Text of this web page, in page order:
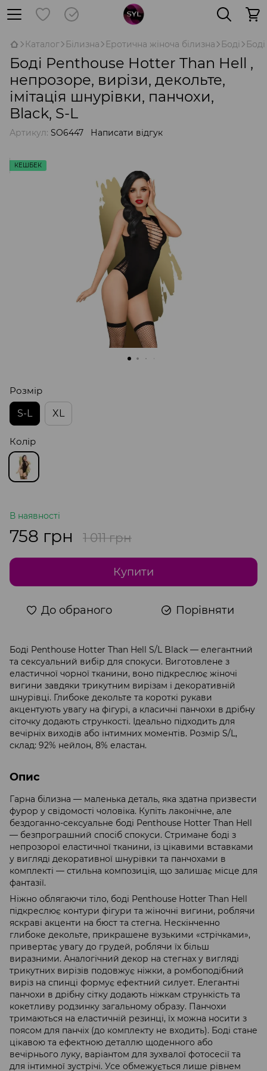
Каталог Білизна Еротична жіноча білизна Боді
Боді Penthouse Hotter Than Hell ,
непрозоре, вирізи, декольте,
імітація шнурівки, панчохи,
Black, S-L
Артикул: SO6447 Написати відгук
КЕШБЕК
Розмір
S-L
XL
Колір
В наявності
758 грн 1 011 грн
Купити
До обраного Порівняти
Боді Penthouse Hotter Than Hell S/L Black — елегантний
та сексуальний вибір для спокуси. Виготовлене з
еластичної чорної тканини, воно підкреслює жіночі
вигини завдяки трикутним вирізам і декоративній
шнурівці. Глибоке декольте та короткі рукави
акцентують увагу на фігурі, а класичні панчохи в дрібну
сіточку додають стрункості. Ідеально підходить для
вечірніх виходів або інтимних моментів. Розмір S/L,
склад: 92% нейлон, 8% еластан.
Опис
Гарна білизна — маленька деталь, яка здатна призвести
фурор у свідомості чоловіка. Купіть лаконічне, але
бездоганно-сексуальне боді Penthouse Hotter Than Hell
— безпрограшний спосіб спокуси. Стримане боді з
непрозорої еластичної тканини, із цікавими вставками
у вигляді декоративної шнурівки та панчохами в
комплекті — стильна композиція, що залишає місце для
фантазії.
Ніжно облягаючи тіло, боді Penthouse Hotter Than Hell
підкреслює контури фігури та жіночні вигини, роблячи
яскраві акценти на бюст та стегна. Нескінченно
глибоке декольте, прикрашене вузькими «стрічками»,
привертає увагу до грудей, роблячи їх більш
виразними. Аналогічний декор на стегнах у вигляді
трикутних вирізів подовжує ніжки, а ромбоподібний
виріз на спинці формує ефектний силует. Елегантні
панчохи в дрібну сітку додають ніжкам стрункість та
кокетливу родзинку загальному образу. Панчохи
тримаються на еластичній резинці, їх можна носити з
поясом для панчіх (до комплекту не входить). Боді стане
цікавою та ефектною деталлю щоденного або
вечірнього луку, варіантом для зухвалої фотосесії та
для інтимної зустрічі. Усе обмежується лише рівнем